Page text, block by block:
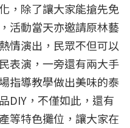
，除了讓大家能搶先免
活動當天亦邀請原林藝
情演出，民眾不但可以
表演，一旁還有兩大手
指導教學做出美味的泰
DIY，不僅如此，還有
等特色攤位，讓大家在